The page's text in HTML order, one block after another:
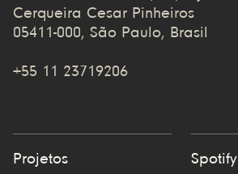
Cerqueira Cesar Pinheiros
05411-000, São Paulo, Brasil
+55 11 23719206
Projetos
Spotify